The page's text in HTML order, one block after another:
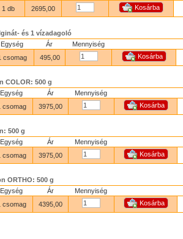
1 db 2695,00
és 1 vízadagoló
Egység Ár
Mennyiség
csomag 495,00
COLOR: 500 g
Egység Ár
Mennyiség
csomag 3975,00
500 g
Egység Ár
Mennyiség
csomag 3975,00
ORTHO: 500 g
Egység Ár
Mennyiség
csomag 4395,00